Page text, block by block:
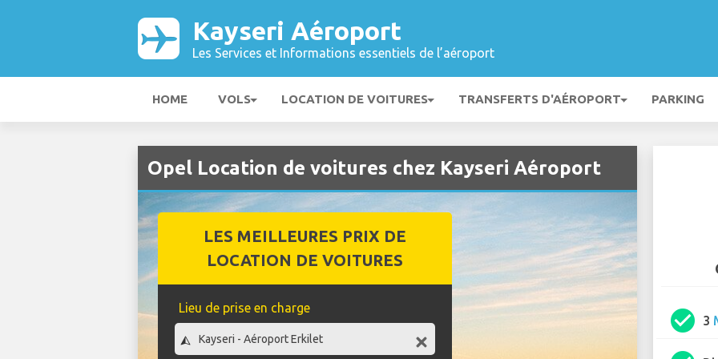
Kayseri Aéroport
Les Services et Informations essentiels de l’aéroport
HOME VOLS LOCATION DE VOITURES TRANSFERTS D'AÉROPORT PARKING
Opel Location de voitures chez Kayseri Aéroport
LES MEILLEURES PRIX DE
LOCATION DE VOITURES
Lieu de prise en charge check_circle 3